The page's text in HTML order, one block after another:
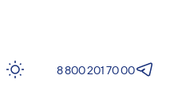
8 800 201 70 00